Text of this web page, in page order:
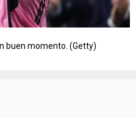
buen momento. (Getty)